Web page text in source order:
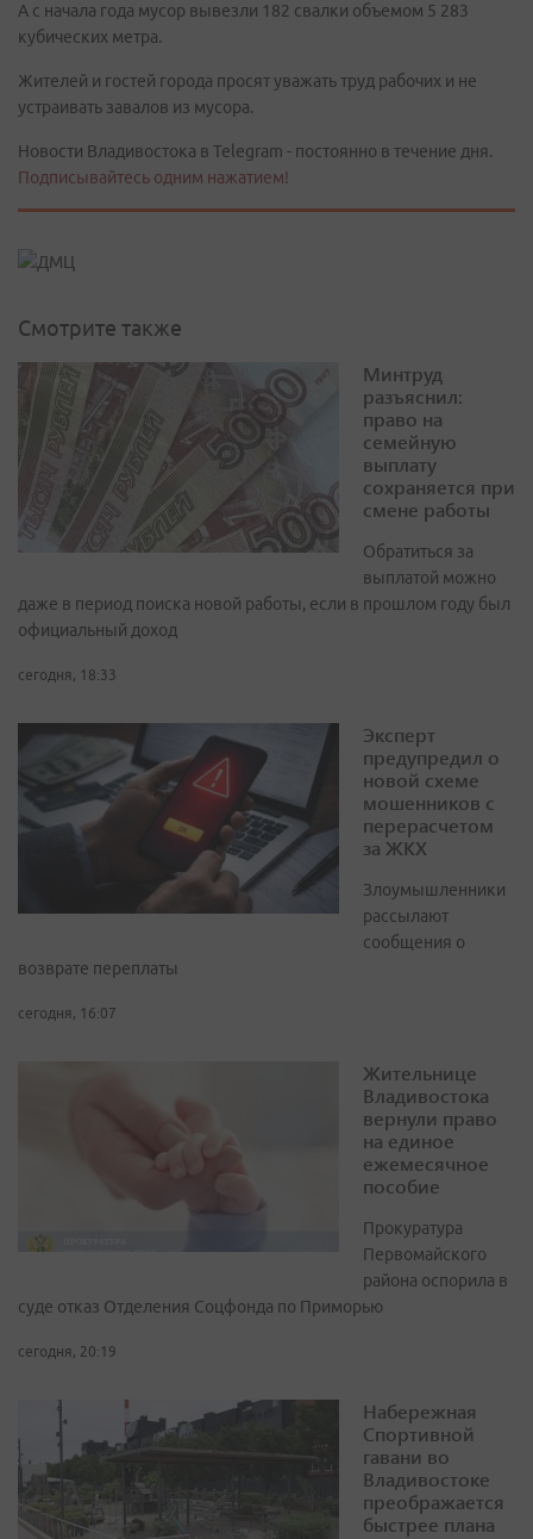
А с начала года мусор вывезли 182 свалки объемом 5 283
кубических метра.
Жителей и гостей города просят уважать труд рабочих и не
устраивать завалов из мусора.
Новости Владивостока в Telegram - постоянно в течение дня.
Подписывайтесь одним нажатием!
Смотрите также
Минтруд
разъяснил:
право на
семейную
выплату
сохраняется при
смене работы
Обратиться за
выплатой можно
даже в период поиска новой работы, если в прошлом году был
официальный доход
сегодня, 18:33
Эксперт
предупредил о
новой схеме
мошенников с
перерасчетом
за ЖКХ
Злоумышленники
рассылают
сообщения о
возврате переплаты
сегодня, 16:07
Жительнице
Владивостока
вернули право
на единое
ежемесячное
пособие
Прокуратура
Первомайского
района оспорила в
суде отказ Отделения Соцфонда по Приморью
сегодня, 20:19
Набережная
Спортивной
гавани во
Владивостоке
преображается
быстрее плана